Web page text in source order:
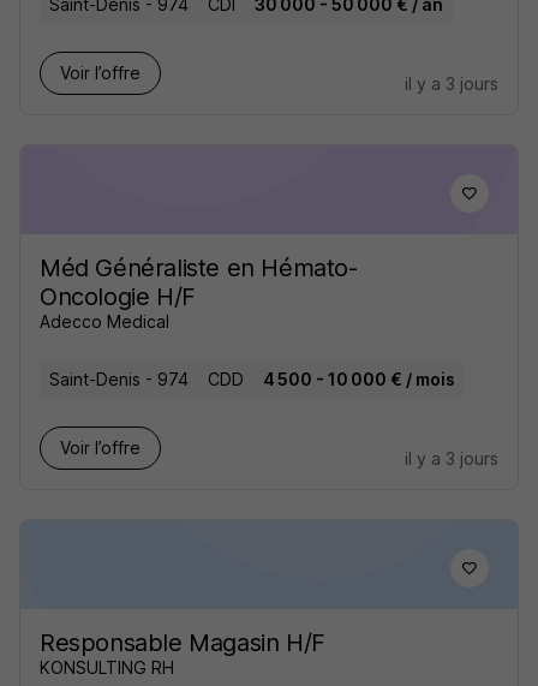
Voir l’offre
il y a 3 jours
Méd Généraliste en Hémato-
Oncologie H/F
Adecco Medical
Saint-Denis - 974 CDD 4 500 - 10 000 € / mois
Voir l’offre
il y a 3 jours
Responsable Magasin H/F
KONSULTING RH